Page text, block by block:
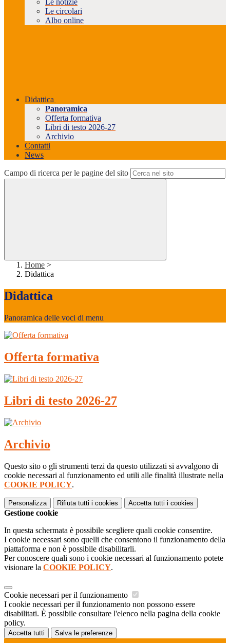
Le notizie
Le circolari
Albo online
Didattica
Panoramica
Offerta formativa
Libri di testo 2026-27
Archivio
Contatti
News
Campo di ricerca per le pagine del sito
Home >
Didattica
Didattica
Panoramica delle voci di menu
Offerta formativa
Libri di testo 2026-27
Archivio
Questo sito o gli strumenti terzi da questo utilizzati si avvalgono di
cookie necessari al funzionamento ed utili alle finalità illustrate nella
COOKIE POLICY.
Personalizza Rifiuta tutti i cookies Accetta tutti i cookies
Gestione cookie
In questa schermata è possibile scegliere quali cookie consentire.
I cookie necessari sono quelli che consentono il funzionamento della
piattaforma e non è possibile disabilitarli.
Per conoscere quali sono i cookie necessari al funzionamento potete
visionare la COOKIE POLICY.
Cookie necessari per il funzionamento
I cookie necessari per il funzionamento non possono essere
disabilitati. È possibile consultare l'elenco nella pagina della cookie
policy.
Accetta tutti Salva le preferenze